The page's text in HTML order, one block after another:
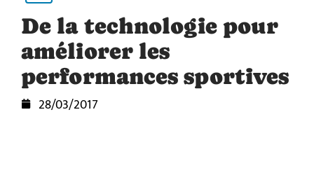
De la technologie pour
améliorer les
performances sportives
28/03/2017